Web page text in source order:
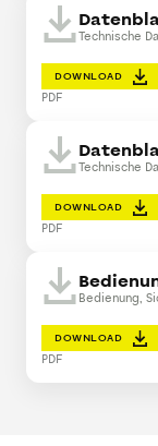
Technische
DOWNLOAD
PDF
Technische
DOWNLOAD
PDF
Bedienung,
DOWNLOAD
PDF